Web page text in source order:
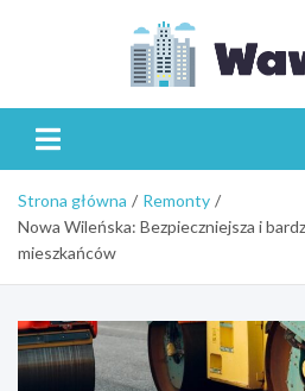
Strona główna
Remonty
Nowa Wileńska: Bezpieczniejsza i
mieszkańców